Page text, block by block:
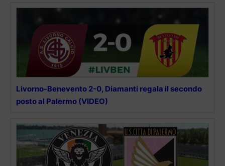
Livorno-Benevento 2-0, Diamanti regala il secondo
posto al Palermo (VIDEO)